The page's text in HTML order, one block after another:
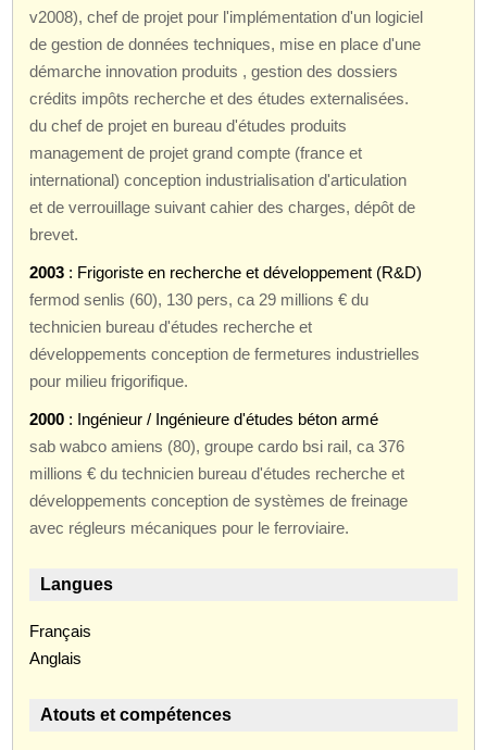
v2008), chef de projet pour l'implémentation d'un logiciel
de gestion de données techniques, mise en place d'une
démarche innovation produits , gestion des dossiers
crédits impôts recherche et des études externalisées.
du chef de projet en bureau d'études produits
management de projet grand compte (france et
international) conception industrialisation d'articulation
et de verrouillage suivant cahier des charges, dépôt de
brevet.
2003 : Frigoriste en recherche et développement (R&D)
fermod senlis (60), 130 pers, ca 29 millions € du
technicien bureau d'études recherche et
développements conception de fermetures industrielles
pour milieu frigorifique.
2000 : Ingénieur / Ingénieure d'études béton armé
sab wabco amiens (80), groupe cardo bsi rail, ca 376
millions € du technicien bureau d'études recherche et
développements conception de systèmes de freinage
avec régleurs mécaniques pour le ferroviaire.
Langues
Français
Anglais
Atouts et compétences